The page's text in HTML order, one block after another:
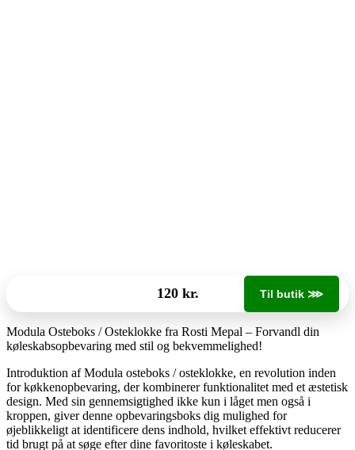
120 kr. Til butik ⋙
Modula Osteboks / Osteklokke fra Rosti Mepal – Forvandl din
køleskabsopbevaring med stil og bekvemmelighed!
Introduktion af Modula osteboks / osteklokke, en revolution inden
for køkkenopbevaring, der kombinerer funktionalitet med et æstetisk
design. Med sin gennemsigtighed ikke kun i låget men også i
kroppen, giver denne opbevaringsboks dig mulighed for
øjeblikkeligt at identificere dens indhold, hvilket effektivt reducerer
tid brugt på at søge efter dine favoritoste i køleskabet.